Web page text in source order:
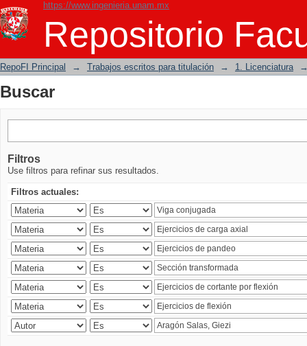
https://www.ingenieria.unam.mx
Repositorio
Buscar
RepoFI Principal → Trabajos escritos para titulación → 1. Licenciatura
Buscar
Filtros
Use filtros para refinar sus resultados.
Filtros actuales: